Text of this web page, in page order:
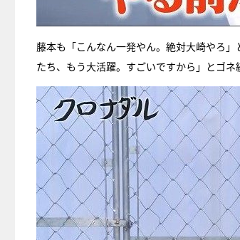
藤本も「こんなん一発やん。絶対大崎やろ
たち、もう大活躍。すごいですから」とゴネ